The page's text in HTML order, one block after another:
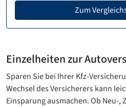
Zum
Einzelheiten zur
Sparen Sie bei Ihrer Kfz-
Wechsel des Versicherers kann
Einsparung ausmachen. Ob Neu-,